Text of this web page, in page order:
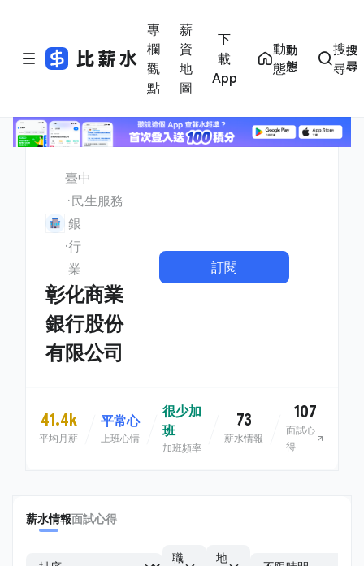
專
欄
觀
點
薪
資
地
圖
下
載
App
動
態
動
態
搜
尋
搜
尋
臺中
民生服務
銀
行
業
彰化商業
銀行股份
有限公司
訂閱
41.4k
平均月薪
平常心
上班心情
很少加
班
加班頻率
73
薪水情報
107
面試心
得
薪水情報面試心得
職
地